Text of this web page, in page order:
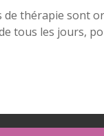
de thérapie sont
tous les jours,